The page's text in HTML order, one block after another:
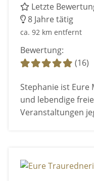
Letzte
8 Jahre tätig
ca. 92 km entfernt
Bewertung:
(16)
Stephanie ist
und lebendige
Veranstaltungen